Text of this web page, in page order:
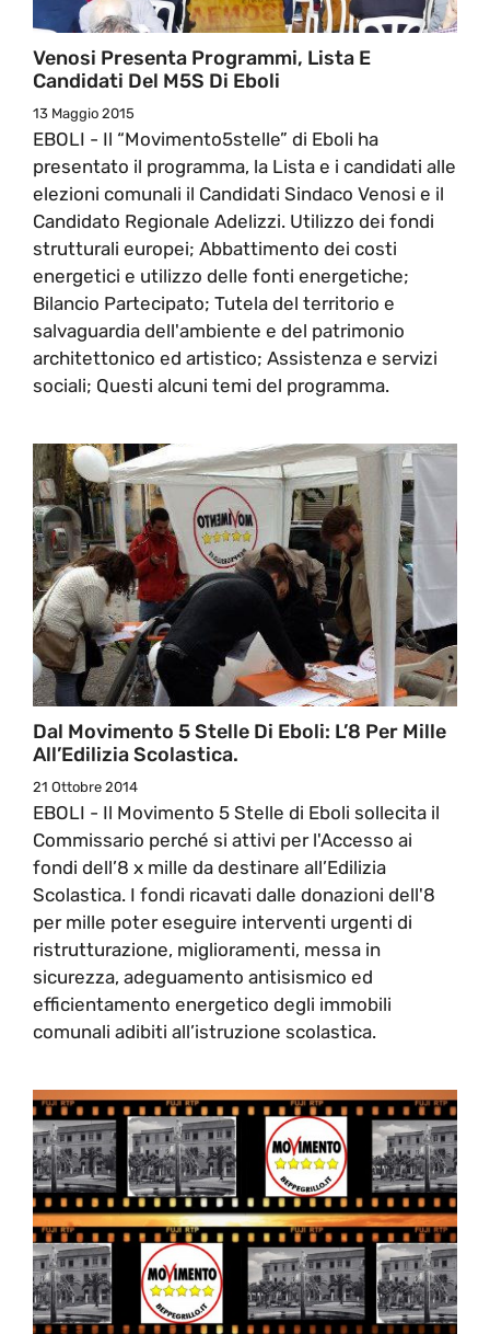
Venosi Presenta Programmi, Lista E
Candidati Del M5S Di Eboli
13 Maggio 2015
EBOLI - Il “Movimento5stelle” di Eboli ha
presentato il programma, la Lista e i candidati alle
elezioni comunali il Candidati Sindaco Venosi e il
Candidato Regionale Adelizzi. Utilizzo dei fondi
strutturali europei; Abbattimento dei costi
energetici e utilizzo delle fonti energetiche;
Bilancio Partecipato; Tutela del territorio e
salvaguardia dell'ambiente e del patrimonio
architettonico ed artistico; Assistenza e servizi
sociali; Questi alcuni temi del programma.
Dal Movimento 5 Stelle Di Eboli: L’8 Per Mille
All’Edilizia Scolastica.
21 Ottobre 2014
EBOLI - Il Movimento 5 Stelle di Eboli sollecita il
Commissario perché si attivi per l'Accesso ai
fondi dell’8 x mille da destinare all’Edilizia
Scolastica. I fondi ricavati dalle donazioni dell'8
per mille poter eseguire interventi urgenti di
ristrutturazione, miglioramenti, messa in
sicurezza, adeguamento antisismico ed
efficientamento energetico degli immobili
comunali adibiti all’istruzione scolastica.